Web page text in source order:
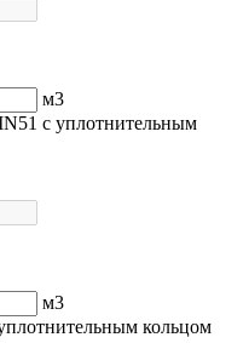
м3
с уплотнительным
м3
кольцом